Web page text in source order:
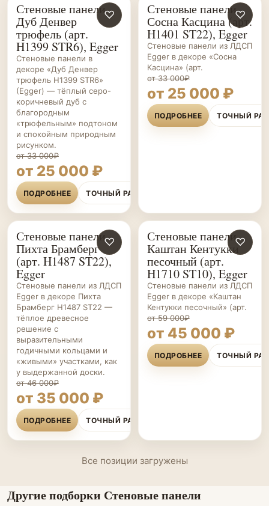
СТЕНОВЫЕ
ПАНЕЛИ НА ЗАКАЗ
♡
Стеновые панели
Дуб Денвер
трюфель (арт.
H1399 STR6), Egger
Стеновые панели в
декоре «Дуб Денвер
трюфель H1399 STR6»
(Egger) — тёплый серо-
коричневый дуб с
благородным
«трюфельным» подтоном
и спокойным природным
рисунком.
от 33 000₽
от 25 000 ₽
ПОДРОБНЕЕ ТОЧНЫЙ РАСЧЁТ
СТЕНОВЫЕ
ПАНЕЛИ НА ЗАКАЗ
♡
Стеновые панели
Сосна Касцина (арт.
H1401 ST22), Egger
Стеновые панели из ЛДСП
Egger в декоре «Сосна
Касцина» (арт.
от 33 000₽
от 25 000 ₽
ПОДРОБНЕЕ ТОЧНЫЙ
СТЕНОВЫЕ
ПАНЕЛИ НА ЗАКАЗ
♡
Стеновые панели
Пихта Брамберг
(арт. H1487 ST22),
Egger
Стеновые панели из ЛДСП
Egger в декоре Пихта
Брамберг H1487 ST22 —
тёплое древесное
решение с
выразительными
годичными кольцами и
«живыми» участками, как
у выдержанной доски.
от 46 000₽
от 35 000 ₽
ПОДРОБНЕЕ ТОЧНЫЙ РАСЧЁТ
СТЕНОВЫЕ
ПАНЕЛИ НА ЗАКАЗ
♡
Стеновые панели
Каштан Кентукки
песочный (арт.
H1710 ST10), Egger
Стеновые панели из ЛДСП
Egger в декоре «Каштан
Кентукки песочный» (арт.
от 59 000₽
от 45 000 ₽
ПОДРОБНЕЕ ТОЧНЫЙ
Все позиции загружены
Другие подборки Стеновые панели